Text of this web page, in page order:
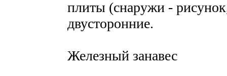
плиты (снаружи -
двусторонние.
Железный занавес